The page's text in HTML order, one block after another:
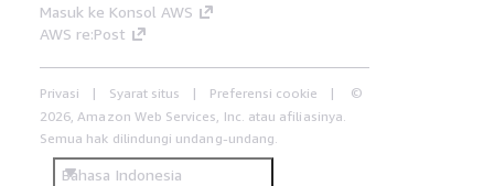
Masuk ke Konsol AWS
AWS re:Post
Privasi Syarat situs Preferensi cookie
©
2026, Amazon Web Services, Inc. atau afiliasinya.
Semua hak dilindungi undang-undang.
Bahasa Indonesia